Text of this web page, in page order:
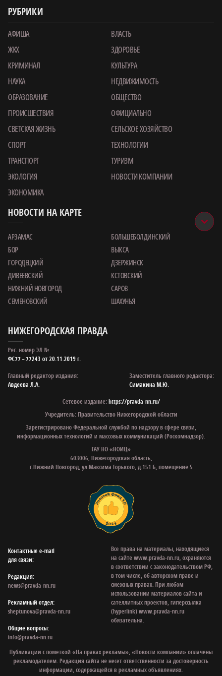
РУБРИКИ
АФИША
ВЛАСТЬ
ЖКХ
ЗДОРОВЬЕ
КРИМИНАЛ
КУЛЬТУРА
НАУКА
НЕДВИЖИМОСТЬ
ОБРАЗОВАНИЕ
ОБЩЕСТВО
ПРОИСШЕСТВИЯ
ОФИЦИАЛЬНО
СВЕТСКАЯ ЖИЗНЬ
СЕЛЬСКОЕ ХОЗЯЙСТВО
СПОРТ
ТЕХНОЛОГИИ
ТРАНСПОРТ
ТУРИЗМ
ЭКОЛОГИЯ
НОВОСТИ КОМПАНИИ
ЭКОНОМИКА
НОВОСТИ НА КАРТЕ
АРЗАМАС
БОЛЬШЕБОЛДИНСКИЙ
БОР
ВЫКСА
ГОРОДЕЦКИЙ
ДЗЕРЖИНСК
ДИВЕЕВСКИЙ
КСТОВСКИЙ
НИЖНИЙ НОВГОРОД
САРОВ
СЕМЕНОВСКИЙ
ШАХУНЬЯ
НИЖЕГОРОДСКАЯ ПРАВДА
Рег. номер ЭЛ №
ФС77 – 77243 от 20.11.2019 г.
Главный редактор издания:
Авдеева Л.А.
Заместитель главного редактора:
Симакина М.Ю.
Сетевое издание:https://pravda-nn.ru/
Учредитель: Правительство Нижегородской области
Зарегистрировано Федеральной службой по надзору в сфере связи,
информационных технологий и массовых коммуникаций (Роскомнадзор).
ГАУ НО «НОИЦ»
603006, Нижегородская область,
г.Нижний Новгород, ул.Максима Горького, д.151 Б, помещение 5
Контактные e‑mail
для связи:
Редакция:
news@pravda-nn.ru
Рекламный отдел:
sheptunova@pravda-nn.ru
Общие вопросы:
info@pravda-nn.ru
Все права на материалы, находящиеся
на сайте www.pravda-nn.ru, охраняются
в соответствии с законодательством РФ,
в том числе, об авторском праве и
смежных правах. При любом
использовании материалов сайта и
сателлитных проектов, гиперссылка
(hyperlink) www.pravda-nn.ru
обязательна.
Публикации с пометкой «На правах рекламы», «Новости компании» оплачены
рекламодателем. Редакция сайта не несет ответственности за достоверность
информации, содержащейся в рекламных объявлениях.